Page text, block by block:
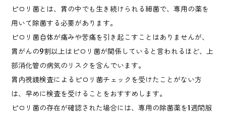
ピロリ菌とは、胃の中でも生き続けられる細菌で、専用の薬を
用いて除菌する必要があります。
ピロリ菌自体が痛みや苦痛を引き起こすことはありませんが、
胃がんの9割以上はピロリ菌が関係していると言われるほど、上
部消化管の病気のリスクを含んでいます。
胃内視鏡検査によるピロリ菌チェックを受けたことがない方
は、早めに検査を受けることをおすすめします。
ピロリ菌の存在が確認された場合には、専用の除菌薬を1週間服